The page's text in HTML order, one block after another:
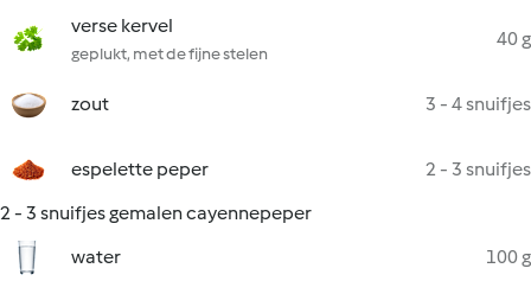
verse kervel
geplukt, met de fijne stelen
40 g
zout 3 - 4 snuifjes
espelette peper
2 - 3 snuifjes
2 - 3 snuifjes gemalen cayennepeper
water
100 g